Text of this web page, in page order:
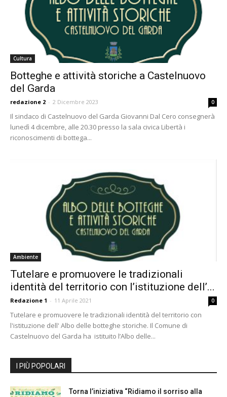
Cultura
Botteghe e attività storiche a Castelnuovo
del Garda
redazione 2 - 2 Dicembre 2023 0
Il sindaco di Castelnuovo del Garda Giovanni Dal Cero consegnerà
lunedì 4 dicembre, alle 20.30 presso la sala civica Libertà i
riconoscimenti di bottega...
Ambiente
Tutelare e promuovere le tradizionali
identità del territorio con l’istituzione dell’...
Redazione 1 - 11 Aprile 2021 0
Tutelare e promuovere le tradizionali identità del territorio con
l'istituzione dell' Albo delle botteghe storiche. Il Comune di
Castelnuovo del Garda ha istituito l’Albo delle...
I PIÙ POPOLARI
Torna l’iniziativa “Ridiamo il sorriso alla